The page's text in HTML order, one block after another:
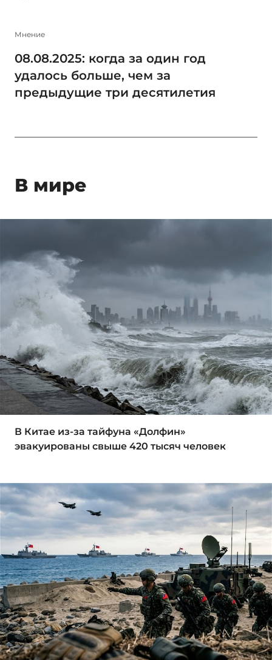
Мнение
08.08.2025: когда за один год
удалось больше, чем за
предыдущие три десятилетия
В мире
В Китае из-за тайфуна «Долфин»
эвакуированы свыше 420 тысяч человек